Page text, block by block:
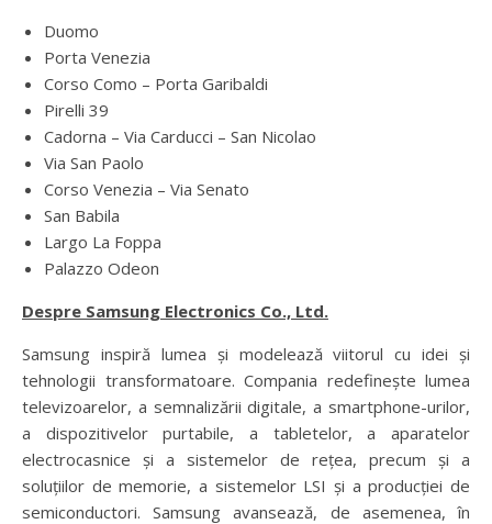
Duomo
Porta Venezia
Corso Como – Porta Garibaldi
Pirelli 39
Cadorna – Via Carducci – San Nicolao
Via San Paolo
Corso Venezia – Via Senato
San Babila
Largo La Foppa
Palazzo Odeon
Despre Samsung Electronics Co., Ltd.
Samsung inspiră lumea și modelează viitorul cu idei și
tehnologii transformatoare. Compania redefinește lumea
televizoarelor, a semnalizării digitale, a smartphone-urilor,
a dispozitivelor purtabile, a tabletelor, a aparatelor
electrocasnice și a sistemelor de rețea, precum și a
soluțiilor de memorie, a sistemelor LSI și a producției de
semiconductori. Samsung avansează, de asemenea, în